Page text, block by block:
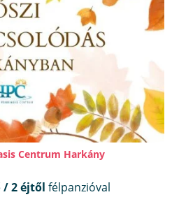
Centrum Harkány
/ 2 éjtől félpanzióval